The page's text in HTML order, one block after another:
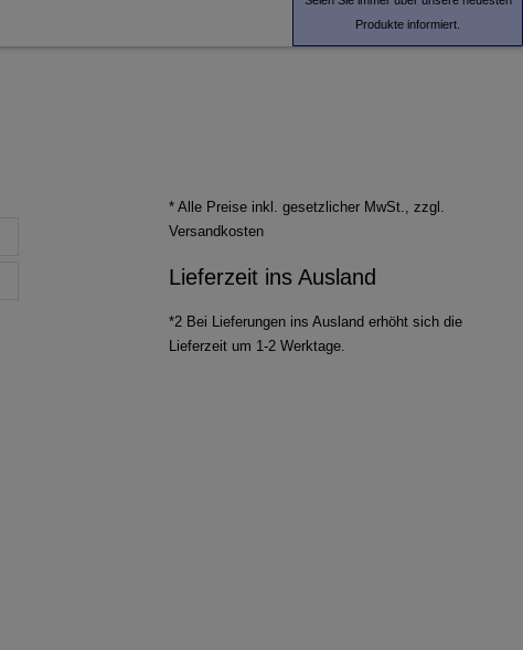
Produkte informiert.
* Alle Preise inkl. gesetzlicher MwSt., zzgl.
Versandkosten
Lieferzeit ins Ausland
*2 Bei Lieferungen ins Ausland erhöht sich die
Lieferzeit um 1-2 Werktage.